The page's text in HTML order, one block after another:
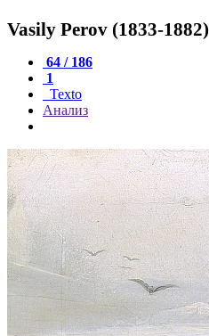
Vasily Perov (1833-1882)
64 / 186
1
Texto
Анализ